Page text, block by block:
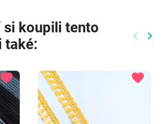
koupili tento
také:
keyboard_arrow_left keyboard_arrow_right
favorite favorite